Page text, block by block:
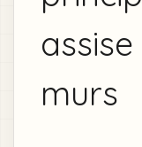
murs